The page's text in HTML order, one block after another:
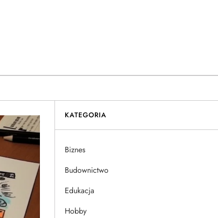
KATEGORIA
Biznes
Budownictwo
Edukacja
Hobby